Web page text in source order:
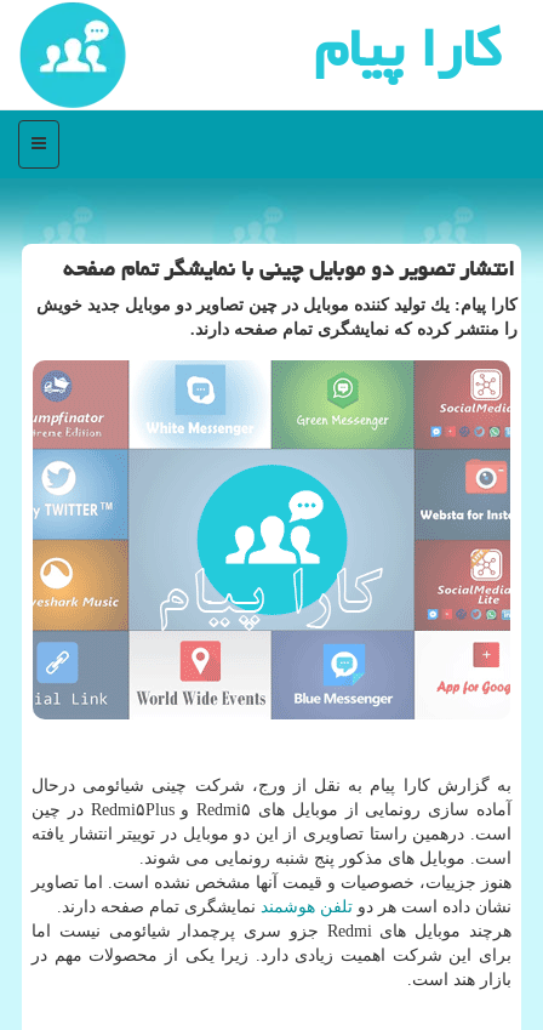
كارا پیام
منو
انتشار تصویر دو موبایل چینی با نمایشگر تمام صفحه
كارا پیام: یك تولید كننده موبایل در چین تصاویر دو موبایل جدید خویش
را منتشر كرده كه نمایشگری تمام صفحه دارند.
به گزارش كارا پیام به نقل از ورج، شركت چینی شیائومی درحال
آماده سازی رونمایی از موبایل های Redmi۵ و Redmi۵Plus در چین
است. درهمین راستا تصاویری از این دو موبایل در توییتر انتشار یافته
است. موبایل های مذكور پنج شنبه رونمایی می شوند.
هنوز جزییات، خصوصیات و قیمت آنها مشخص نشده است. اما تصاویر
نشان داده است هر دو تلفن هوشمند نمایشگری تمام صفحه دارند.
هرچند موبایل های Redmi جزو سری پرچمدار شیائومی نیست اما
برای این شركت اهمیت زیادی دارد. زیرا یكی از محصولات مهم در
بازار هند است.